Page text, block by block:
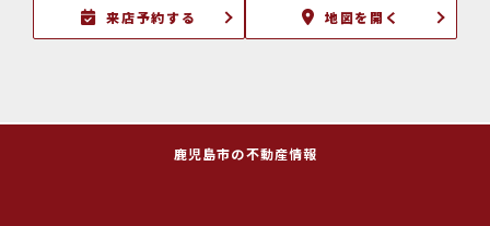
来店予約する 地図を開く
鹿児島市の不動産情報